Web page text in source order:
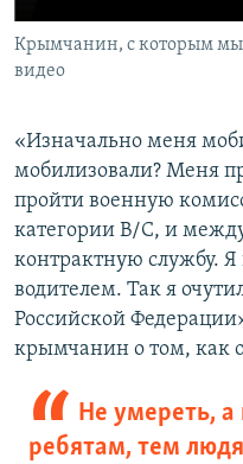
Крымчанин, с которым мы
видео
«Изначально меня
мобилизовали? Меня
пройти военную
категории B/C, и
контрактную службу. Я
водителем. Так я
Российской
крымчанин о том, как
Не умереть,
ребятам, тем